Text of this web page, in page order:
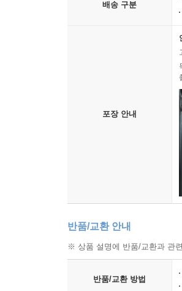
배송 구분
포장 안내
반품/교환 안내
※ 상품 설명에 반품/교환과 관
반품/교환 방법